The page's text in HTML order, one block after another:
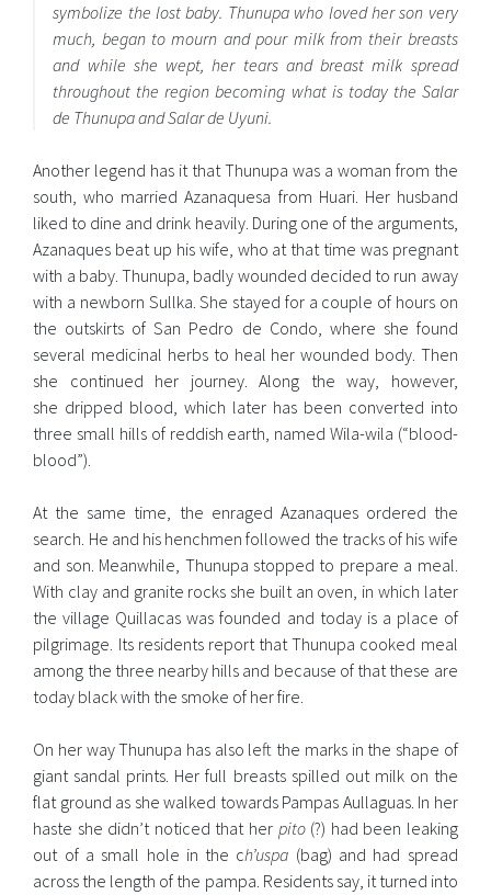
symbolize the lost baby. Thunupa who loved her son very
much, began to mourn and pour milk from their breasts
and while she wept, her tears and breast milk spread
throughout the region becoming what is today the Salar
de Thunupa and Salar de Uyuni.
Another legend has it that Thunupa was a woman from the
south, who married Azanaquesa from ​​Huari. Her husband
liked to dine and drink heavily. During one of the arguments,
Azanaques beat up his wife, who at that time was pregnant
with a baby. Thunupa, badly wounded decided to run away
with a newborn Sullka. She stayed for a couple of hours on
the outskirts of San Pedro de Condo, where she found
several medicinal herbs to heal her wounded body. Then
she continued her journey. Along the way, however,
she dripped blood, which later has been converted into
three small hills of reddish earth, named Wila-wila (“blood-
blood”).
At the same time, the enraged Azanaques ordered the
search. He and his henchmen followed the tracks of his wife
and son. Meanwhile, Thunupa stopped to prepare a meal.
With clay and granite rocks she built an oven, in which later
the village Quillacas was founded and today is a place of
pilgrimage. Its residents report that Thunupa cooked meal
among the three nearby hills and because of that these are
today black with the smoke of her fire.
On her way Thunupa has also left the marks in the shape of
giant sandal prints. Her full breasts spilled out milk on the
flat ground as she walked towards Pampas Aullaguas. In her
haste she didn’t noticed that her pito(?) had been leaking
out of a small hole in the ch’uspa (bag) and had spread
across the length of the pampa. Residents say, it turned into